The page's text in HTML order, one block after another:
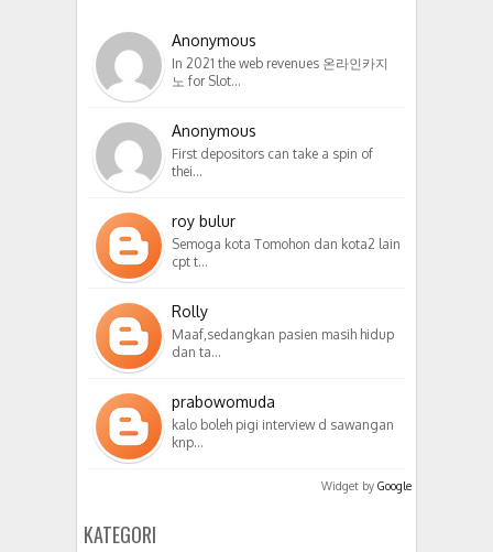
Anonymous
In 2021 the web revenues 온라인카지
노 for Slot…
Anonymous
First depositors can take a spin of
thei…
roy bulur
Semoga kota Tomohon dan kota2 lain
cpt t…
Rolly
Maaf,sedangkan pasien masih hidup
dan ta…
prabowomuda
kalo boleh pigi interview d sawangan
knp…
Widget by Google
KATEGORI